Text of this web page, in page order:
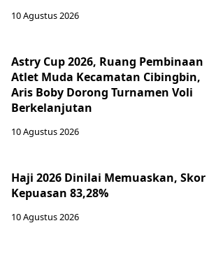
10 Agustus 2026
Astry Cup 2026, Ruang Pembinaan
Atlet Muda Kecamatan Cibingbin,
Aris Boby Dorong Turnamen Voli
Berkelanjutan
10 Agustus 2026
Haji 2026 Dinilai Memuaskan, Skor
Kepuasan 83,28%
10 Agustus 2026